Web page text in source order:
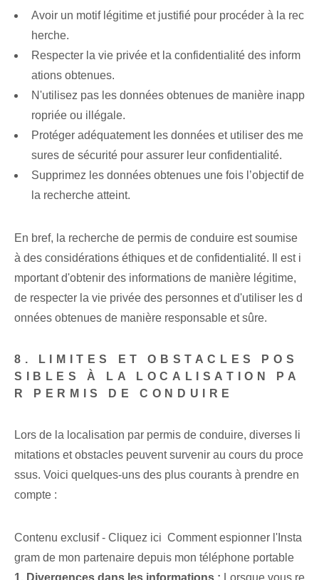
Avoir un motif légitime et justifié pour procéder à la rec
herche.
Respecter la vie privée et la confidentialité des inform
ations obtenues.
N'utilisez pas les données obtenues de manière inapp
ropriée ou illégale.
Protéger adéquatement les données et utiliser des me
sures de sécurité pour assurer leur confidentialité.
Supprimez les données obtenues une fois l’objectif de
la recherche atteint.
En bref, la recherche de permis de conduire est soumise
à des considérations éthiques et de confidentialité. Il est i
mportant d'obtenir des informations de manière légitime,
de respecter la vie privée des personnes et d'utiliser les d
onnées obtenues de manière responsable et sûre.
8. LIMITES ET OBSTACLES POS
SIBLES À LA LOCALISATION PA
R PERMIS DE CONDUIRE
Lors de la localisation par permis de conduire, diverses li
mitations et obstacles peuvent survenir au cours du proce
ssus. Voici quelques-uns des plus courants à prendre en
compte :
Contenu exclusif - Cliquez ici Comment espionner l'Insta
gram de mon partenaire depuis mon téléphone portable